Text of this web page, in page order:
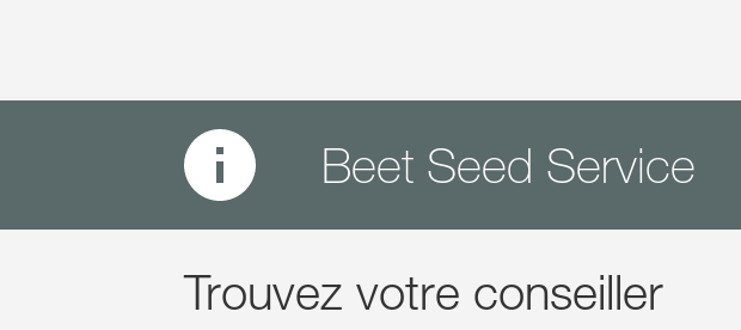
Beet Seed Service
Trouvez votre conseiller